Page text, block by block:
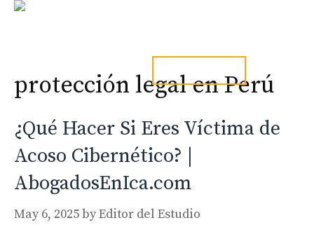
Skip
protección legal en Perú
¿Qué Hacer Si Eres Víctima de
Acoso Cibernético? |
AbogadosEnIca.com
May 6, 2025byEditor del Estudio